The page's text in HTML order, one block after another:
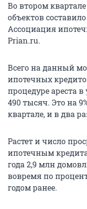
Во втором
объектов
Ассоциация
Prian.ru.
Всего на данный
ипотечных
процедуре ареста
490 тысяч. Это на
квартале, и в два
Растет и число
ипотечным
года 2,9 млн
вовремя по
годом ранее.